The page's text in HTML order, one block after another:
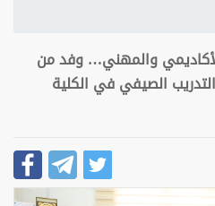
الأكاديمي والمهني… وفد من
الصيفي في الكلية